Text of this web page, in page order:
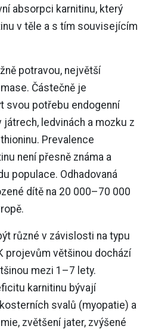
absorpci karnitinu, který
v těle a s tím souvisejícím
potravou, největší
Částečně je
svou potřebu endogenní
ledvinách a mozku z
Prevalence
není přesně známa a
populace. Odhadovaná
dítě na 20 000–70 000
různé v závislosti na typu
projevům většinou dochází
mezi 1–7 lety.
karnitinu bývají
svalů (myopatie) a
zvětšení jater, zvýšené